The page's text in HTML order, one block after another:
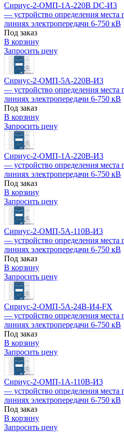
Сириус-2-ОМП-1А-220В DC-И3
— устройство определения
линиях электропередачи 6-750 кВ
Под заказ
В корзину
Запросить цену
Сириус-2-ОМП-5А-220В-И3
— устройство определения
линиях электропередачи 6-750 кВ
Под заказ
В корзину
Запросить цену
Сириус-2-ОМП-1А-220В-И3
— устройство определения
линиях электропередачи 6-750 кВ
Под заказ
В корзину
Запросить цену
Сириус-2-ОМП-5А-110В-И3
— устройство определения
линиях электропередачи 6-750 кВ
Под заказ
В корзину
Запросить цену
Сириус-2-ОМП-5А-24В-И4-FX
— устройство определения
линиях электропередачи 6-750 кВ
Под заказ
В корзину
Запросить цену
Сириус-2-ОМП-1А-110В-И3
— устройство определения
линиях электропередачи 6-750 кВ
Под заказ
В корзину
Запросить цену